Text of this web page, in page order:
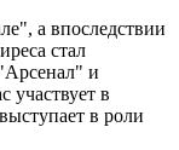
а впоследствии
стал
и
участвует в
в роли